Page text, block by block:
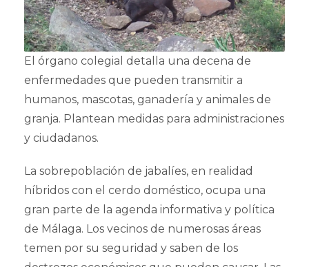
El órgano colegial detalla una decena de
enfermedades que pueden transmitir a
humanos, mascotas, ganadería y animales de
granja. Plantean medidas para administraciones
y ciudadanos.
La sobrepoblación de jabalíes, en realidad
híbridos con el cerdo doméstico, ocupa una
gran parte de la agenda informativa y política
de Málaga. Los vecinos de numerosas áreas
temen por su seguridad y saben de los